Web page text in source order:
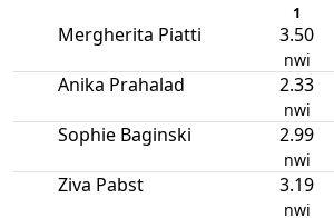
1
Mergherita Piatti 3.50
nwi
Anika Prahalad 2.33
nwi
Sophie Baginski 2.99
nwi
Ziva Pabst 3.19
nwi